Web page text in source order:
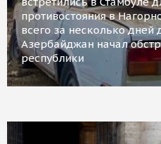
противостояния в
всего за несколько дней
Азербайджан начал
республики